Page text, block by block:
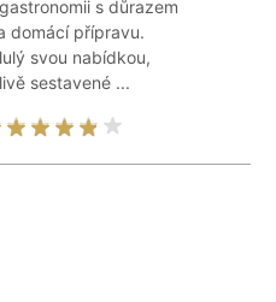
s důrazem
domácí přípravu.
svou nabídkou,
sestavené ...